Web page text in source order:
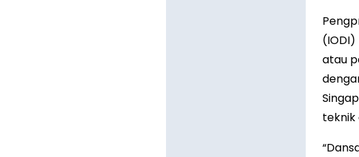
atau
teknik